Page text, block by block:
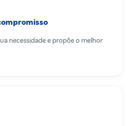
necessidade e propõe o melhor